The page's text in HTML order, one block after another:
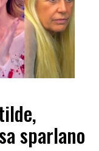
sparlano